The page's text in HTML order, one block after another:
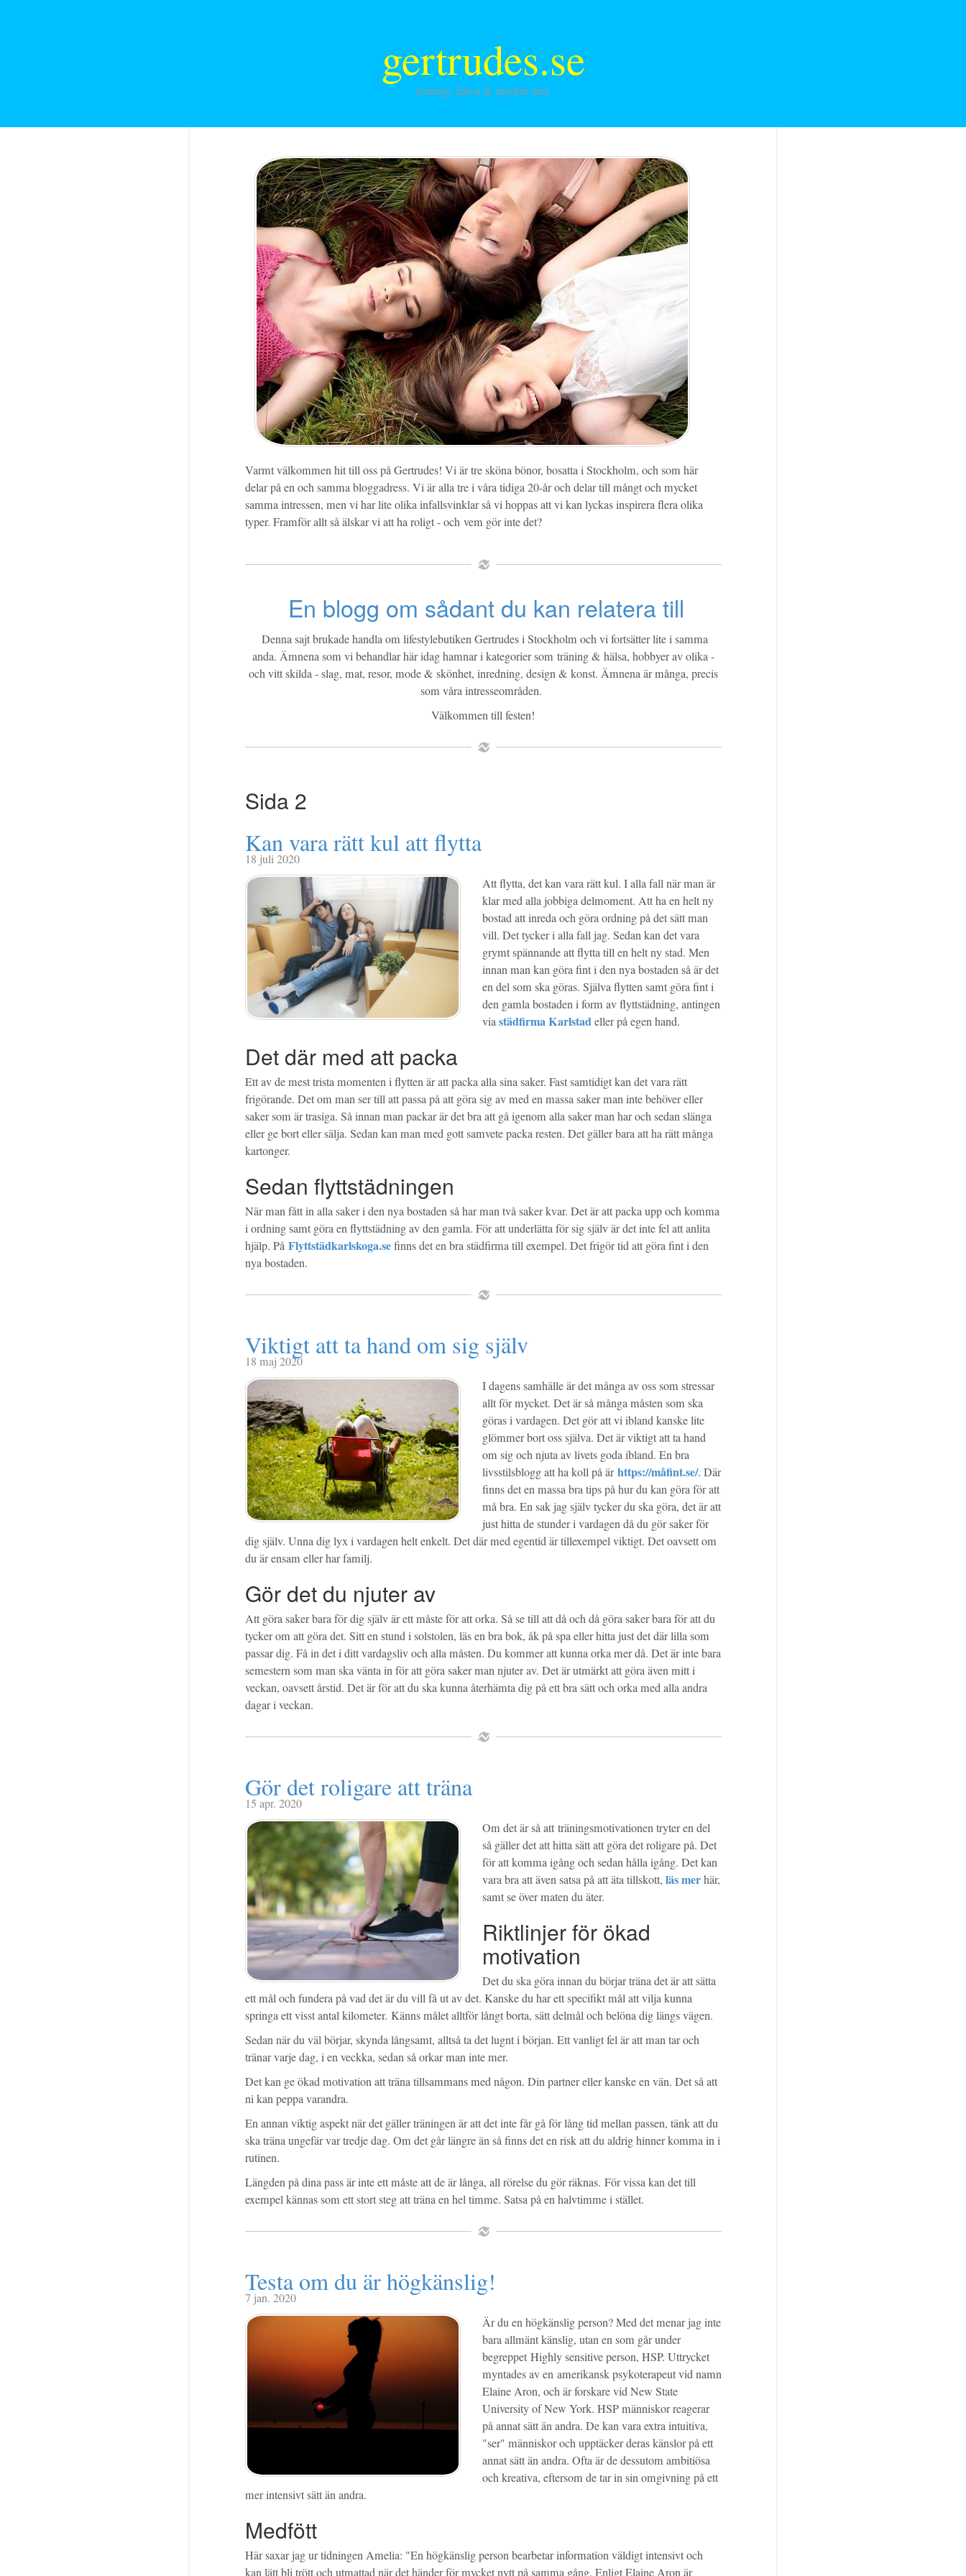
gertrudes.se
träning, hälsa & mycket mer
Varmt välkommen hit till oss på Gertrudes! Vi är tre sköna bönor, bosatta i Stockholm, och som här
delar på en och samma bloggadress. Vi är alla tre i våra tidiga 20-år och delar till mångt och mycket
samma intressen, men vi har lite olika infallsvinklar så vi hoppas att vi kan lyckas inspirera flera olika
typer. Framför allt så älskar vi att ha roligt - och vem gör inte det?
En blogg om sådant du kan relatera till
Denna sajt brukade handla om lifestylebutiken Gertrudes i Stockholm och vi fortsätter lite i samma
anda. Ämnena som vi behandlar här idag hamnar i kategorier som träning & hälsa, hobbyer av olika -
och vitt skilda - slag, mat, resor, mode & skönhet, inredning, design & konst. Ämnena är många, precis
som våra intresseområden.
Välkommen till festen!
Sida 2
Kan vara rätt kul att flytta
18 juli 2020
Att flytta, det kan vara rätt kul. I alla fall när man är
klar med alla jobbiga delmoment. Att ha en helt ny
bostad att inreda och göra ordning på det sätt man
vill. Det tycker i alla fall jag. Sedan kan det vara
grymt spännande att flytta till en helt ny stad. Men
innan man kan göra fint i den nya bostaden så är det
en del som ska göras. Själva flytten samt göra fint i
den gamla bostaden i form av flyttstädning, antingen
viastädfirma Karlstadeller på egen hand.
Det där med att packa
Ett av de mest trista momenten i flytten är att packa alla sina saker. Fast samtidigt kan det vara rätt
frigörande. Det om man ser till att passa på att göra sig av med en massa saker man inte behöver eller
saker som är trasiga. Så innan man packar är det bra att gå igenom alla saker man har och sedan slänga
eller ge bort eller sälja. Sedan kan man med gott samvete packa resten. Det gäller bara att ha rätt många
kartonger.
Sedan flyttstädningen
När man fått in alla saker i den nya bostaden så har man två saker kvar. Det är att packa upp och komma
i ordning samt göra en flyttstädning av den gamla. För att underlätta för sig själv är det inte fel att anlita
hjälp. På Flyttstädkarlskoga.sefinns det en bra städfirma till exempel. Det frigör tid att göra fint i den
nya bostaden.
Viktigt att ta hand om sig själv
18 maj 2020
I dagens samhälle är det många av oss som stressar
allt för mycket. Det är så många måsten som ska
göras i vardagen. Det gör att vi ibland kanske lite
glömmer bort oss själva. Det är viktigt att ta hand
om sig och njuta av livets goda ibland. En bra
livsstilsblogg att ha koll på ärhttps://måfint.se/. Där
finns det en massa bra tips på hur du kan göra för att
må bra. En sak jag själv tycker du ska göra, det är att
just hitta de stunder i vardagen då du gör saker för
dig själv. Unna dig lyx i vardagen helt enkelt. Det där med egentid är tillexempel viktigt. Det oavsett om
du är ensam eller har familj.
Gör det du njuter av
Att göra saker bara för dig själv är ett måste för att orka. Så se till att då och då göra saker bara för att du
tycker om att göra det. Sitt en stund i solstolen, läs en bra bok, åk på spa eller hitta just det där lilla som
passar dig. Få in det i ditt vardagsliv och alla måsten. Du kommer att kunna orka mer då. Det är inte bara
semestern som man ska vänta in för att göra saker man njuter av. Det är utmärkt att göra även mitt i
veckan, oavsett årstid. Det är för att du ska kunna återhämta dig på ett bra sätt och orka med alla andra
dagar i veckan.
Gör det roligare att träna
15 apr. 2020
Om det är så att träningsmotivationen tryter en del
så gäller det att hitta sätt att göra det roligare på. Det
för att komma igång och sedan hålla igång. Det kan
vara bra att även satsa på att äta tillskott, läs merhär,
samt se över maten du äter.
Riktlinjer för ökad
motivation
Det du ska göra innan du börjar träna det är att sätta
ett mål och fundera på vad det är du vill få ut av det. Kanske du har ett specifikt mål att vilja kunna
springa ett visst antal kilometer. Känns målet alltför långt borta, sätt delmål och belöna dig längs vägen.
Sedan när du väl börjar, skynda långsamt, alltså ta det lugnt i början. Ett vanligt fel är att man tar och
tränar varje dag, i en veckka, sedan så orkar man inte mer.
Det kan ge ökad motivation att träna tillsammans med någon. Din partner eller kanske en vän. Det så att
ni kan peppa varandra.
En annan viktig aspekt när det gäller träningen är att det inte får gå för lång tid mellan passen, tänk att du
ska träna ungefär var tredje dag. Om det går längre än så finns det en risk att du aldrig hinner komma in i
rutinen.
Längden på dina pass är inte ett måste att de är långa, all rörelse du gör räknas. För vissa kan det till
exempel kännas som ett stort steg att träna en hel timme. Satsa på en halvtimme i stället.
Testa om du är högkänslig!
7 jan. 2020
Är du en högkänslig person? Med det menar jag inte
bara allmänt känslig, utan en som går under
begreppet Highly sensitive person, HSP. Uttrycket
myntades av en amerikansk psykoterapeut vid namn
Elaine Aron, och är forskare vid New State
University of New York. HSP människor reagerar
på annat sätt än andra. De kan vara extra intuitiva,
"ser" människor och upptäcker deras känslor på ett
annat sätt än andra. Ofta är de dessutom ambitiösa
och kreativa, eftersom de tar in sin omgivning på ett
mer intensivt sätt än andra.
Medfött
Här saxar jag ur tidningen Amelia: "En högkänslig person bearbetar information väldigt intensivt och
kan lätt bli trött och utmattad när det händer för mycket nytt på samma gång. Enligt Elaine Aron är